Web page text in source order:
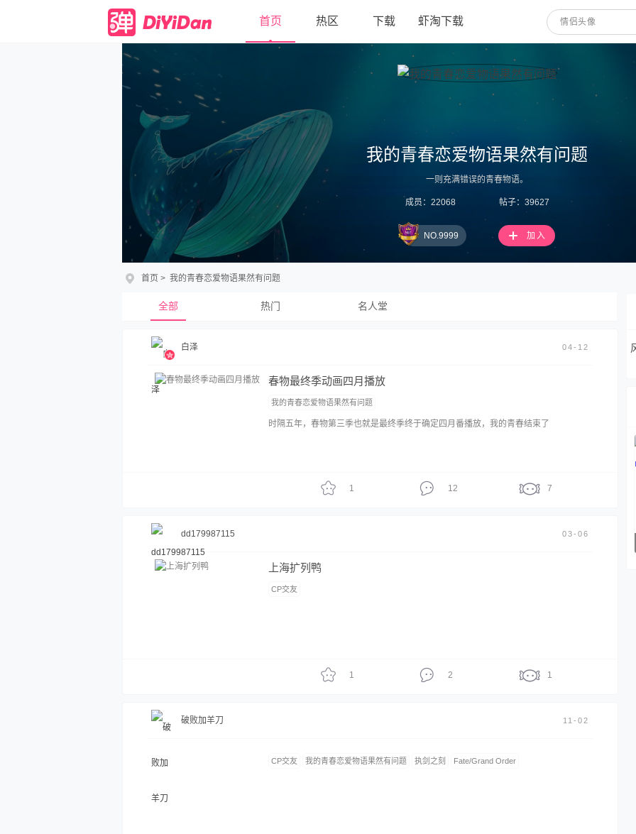
首页 热区 下载 虾淘下载 情侣头像
我的青春恋爱物语果然有问题
一则充满错误的青春物语。
成员：22068 帖子：39627
NO.9999 加入
首页 > 我的青春恋爱物语果然有问题
全部 热门 名人堂
⁣⁡白⁣泽⁣ 04-12
春物最终季动画四月播放
我的青春恋爱物语果然有问题
时隔五年，春物第三季也就是最终季终于确定四月番播放，我的青春结束了
7
12
1
dd179987115 03-06
上海扩列鸭
CP交友
1
2
1
破败加羊刀 11-02
CP交友 我的青春恋爱物语果然有问题 执剑之刻 Fate/Grand Order